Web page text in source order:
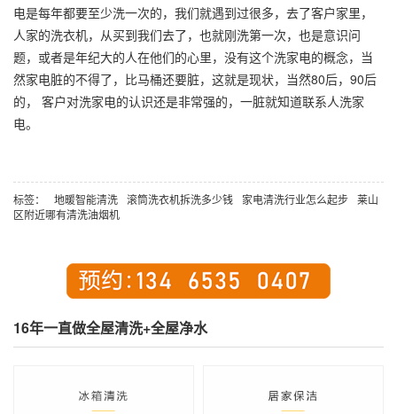
电是每年都要至少洗一次的，我们就遇到过很多，去了客户家里，
人家的洗衣机，从买到我们去了，也就刚洗第一次，也是意识问
题，或者是年纪大的人在他们的心里，没有这个洗家电的概念，当
然家电脏的不得了，比马桶还要脏，这就是现状，当然80后，90后
的， 客户对洗家电的认识还是非常强的，一脏就知道联系人洗家
电。
标签： 地暖智能清洗 滚筒洗衣机拆洗多少钱 家电清洗行业怎么起步 莱山
区附近哪有清洗油烟机
16年一直做全屋清洗+全屋净水